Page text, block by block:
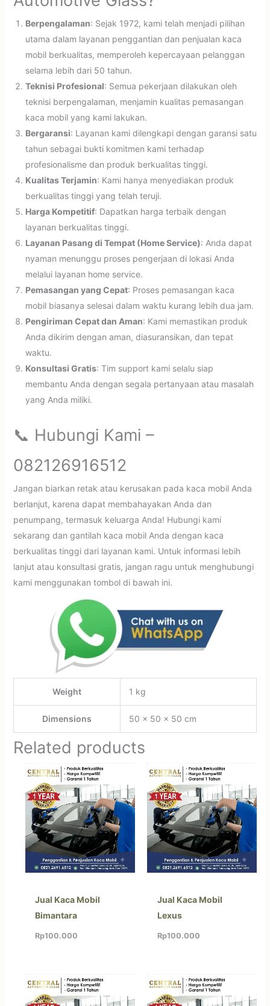
Berpengalaman: Sejak 1972, kami telah menjadi pilihan
utama dalam layanan penggantian dan penjualan kaca
mobil berkualitas, memperoleh kepercayaan pelanggan
selama lebih dari 50 tahun.
Teknisi Profesional: Semua pekerjaan dilakukan oleh
teknisi berpengalaman, menjamin kualitas pemasangan
kaca mobil yang kami lakukan.
Bergaransi: Layanan kami dilengkapi dengan garansi satu
tahun sebagai bukti komitmen kami terhadap
profesionalisme dan produk berkualitas tinggi.
Kualitas Terjamin: Kami hanya menyediakan produk
berkualitas tinggi yang telah teruji.
Harga Kompetitif: Dapatkan harga terbaik dengan
layanan berkualitas tinggi.
Layanan Pasang di Tempat (Home Service): Anda dapat
nyaman menunggu proses pengerjaan di lokasi Anda
melalui layanan home service.
Pemasangan yang Cepat: Proses pemasangan kaca
mobil biasanya selesai dalam waktu kurang lebih dua jam.
Pengiriman Cepat dan Aman: Kami memastikan produk
Anda dikirim dengan aman, diasuransikan, dan tepat
waktu.
Konsultasi Gratis: Tim support kami selalu siap
membantu Anda dengan segala pertanyaan atau masalah
yang Anda miliki.
📞 Hubungi Kami –
082126916512
Jangan biarkan retak atau kerusakan pada kaca mobil Anda
berlanjut, karena dapat membahayakan Anda dan
penumpang, termasuk keluarga Anda! Hubungi kami
sekarang dan gantilah kaca mobil Anda dengan kaca
berkualitas tinggi dari layanan kami. Untuk informasi lebih
lanjut atau konsultasi gratis, jangan ragu untuk menghubungi
kami menggunakan tombol di bawah ini.
Weight 1 kg
Dimensions 50 × 50 × 50 cm
Related products
Jual Kaca Mobil
Bimantara
Rp100.000
Jual Kaca Mobil
Lexus
Rp100.000